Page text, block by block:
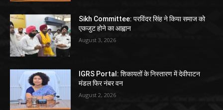
Sikh Committee: परविंदर सिंह ने किया समाज को
एकजुट होने का आह्वान
August 3, 2026
IGRS Portal: शिकायतों के निस्तारण में देवीपाटन
मंडल फिर नंबर वन
August 2, 2026